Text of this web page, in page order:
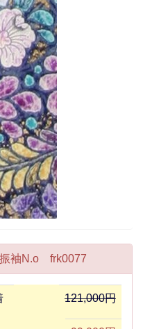
振袖N.o frk0077
121,000円